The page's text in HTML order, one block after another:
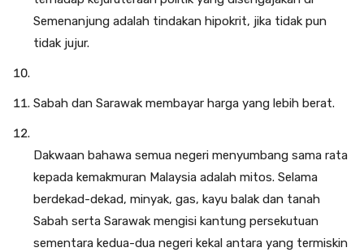
Semenanjung adalah tindakan hipokrit, jika tidak pun
tidak jujur.
Sabah dan Sarawak membayar harga yang lebih berat.
Dakwaan bahawa semua negeri menyumbang sama rata
kepada kemakmuran Malaysia adalah mitos. Selama
berdekad-dekad, minyak, gas, kayu balak dan tanah
Sabah serta Sarawak mengisi kantung persekutuan
sementara kedua-dua negeri kekal antara yang termiskin